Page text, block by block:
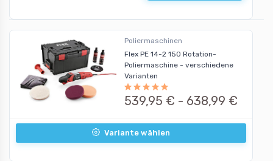
Poliermaschinen
Flex PE 14-2 150 Rotation-
Poliermaschine - verschiedene
Varianten
539,95 € - 638,99 €
Variante wählen